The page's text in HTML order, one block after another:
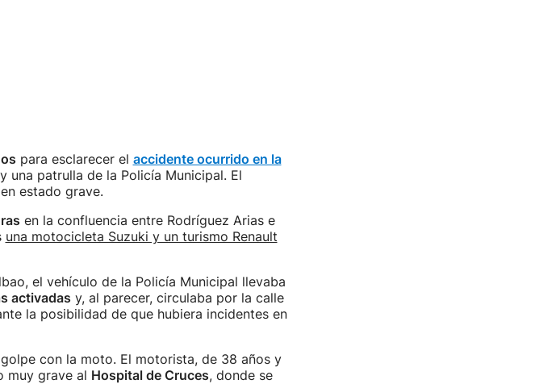
para esclarecer el accidente ocurrido en la
una patrulla de la Policía Municipal. El
estado grave.
en la confluencia entre Rodríguez Arias e
una motocicleta Suzuki y un turismo Renault
el vehículo de la Policía Municipal llevaba
activadas y, al parecer, circulaba por la calle
la posibilidad de que hubiera incidentes en
con la moto. El motorista, de 38 años y
muy grave al Hospital de Cruces, donde se